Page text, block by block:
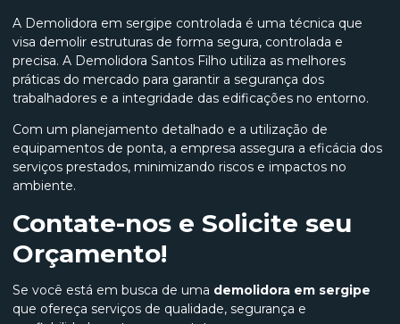
A Demolidora em sergipe controlada é uma técnica que
visa demolir estruturas de forma segura, controlada e
precisa. A Demolidora Santos Filho utiliza as melhores
práticas do mercado para garantir a segurança dos
trabalhadores e a integridade das edificações no entorno.
Com um planejamento detalhado e a utilização de
equipamentos de ponta, a empresa assegura a eficácia dos
serviços prestados, minimizando riscos e impactos no
ambiente.
Contate-nos e Solicite seu
Orçamento!
Se você está em busca de uma demolidora em sergipe
que ofereça serviços de qualidade, segurança e